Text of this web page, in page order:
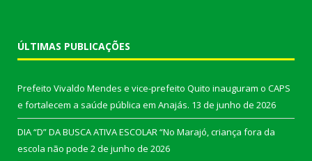
ÚLTIMAS PUBLICAÇÕES
Prefeito Vivaldo Mendes e vice-prefeito Quito inauguram o CAPS
e fortalecem a saúde pública em Anajás. 13 de junho de 2026
DIA “D” DA BUSCA ATIVA ESCOLAR “No Marajó, criança fora da
escola não pode 2 de junho de 2026